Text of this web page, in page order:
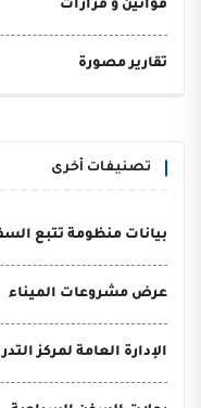
قوانين و قرارات
تقارير مصورة
تصنيفات أخرى
بيانات منظومة تتبع
عرض مشروعات الميناء
الإدارة العامة لمركز